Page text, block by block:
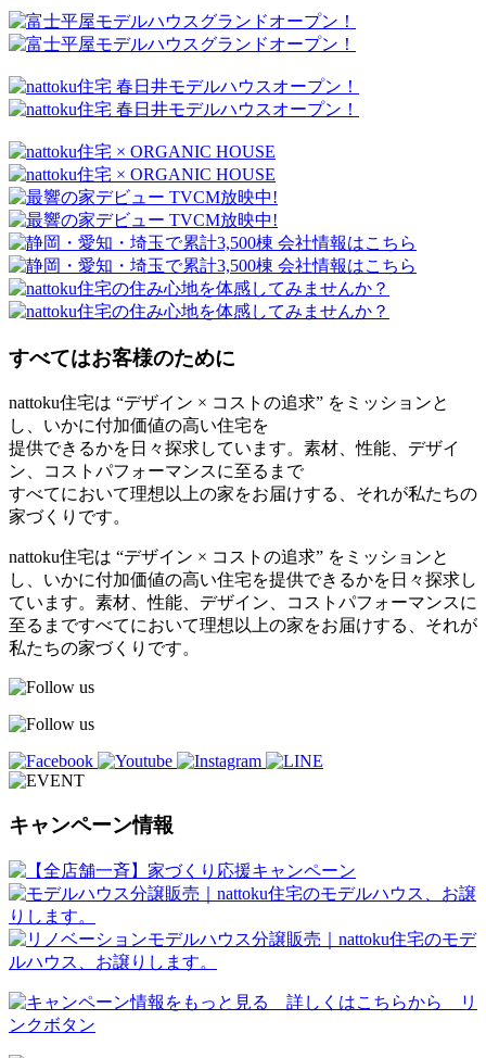
すべてはお客様のために
nattoku住宅は “デザイン × コストの追求” をミッションと
し、いかに付加価値の高い住宅を
提供できるかを日々探求しています。素材、性能、デザイ
ン、コストパフォーマンスに至るまで
すべてにおいて理想以上の家をお届けする、それが私たちの
家づくりです。
nattoku住宅は “デザイン × コストの追求” をミッションと
し、いかに付加価値の高い住宅を提供できるかを日々探求し
ています。素材、性能、デザイン、コストパフォーマンスに
至るまですべてにおいて理想以上の家をお届けする、それが
私たちの家づくりです。
キャンペーン情報